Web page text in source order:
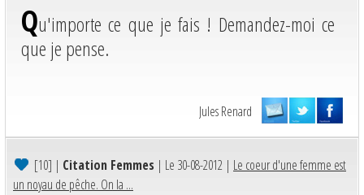
Qu'importe ce que je fais ! Demandez-moi ce
que je pense.
Jules Renard
[10] | Citation Femmes | Le 30-08-2012 | Le coeur d'une femme est
un noyau de pêche. On la ...